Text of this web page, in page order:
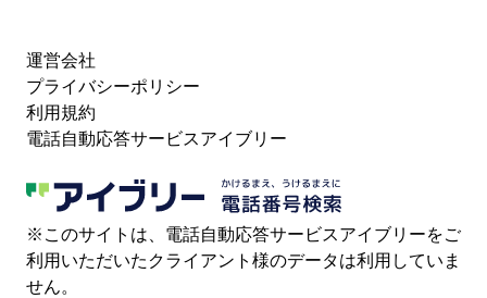
運営会社
プライバシーポリシー
利用規約
電話自動応答サービスアイブリー
※このサイトは、電話自動応答サービスアイブリーをご
利用いただいたクライアント様のデータは利用していま
せん。